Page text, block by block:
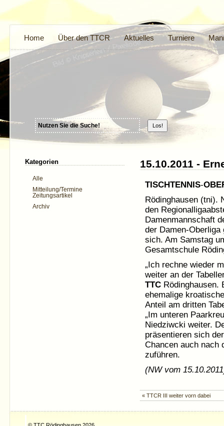
Home Über den TTCR Aktuelles Turniere
15.10.2011 -
TISCHTENNIS-
Rödinghausen (tni).
den
Damenmannschaft
der Damen-
sich. Am Samstag
Gesamtschule
„Ich rechne wieder
weiter an der
TTC Rödinghausen.
ehemalige
Anteil am dritten
„Im unteren
Niedziwcki weiter.
präsentieren sich
Chancen auch nach
zuführen.
(NW vom
« TTCR III weiter vorn dabei
Kategorien
Alle
Mitteilung/Termine
Zeitungsartikel
Archiv